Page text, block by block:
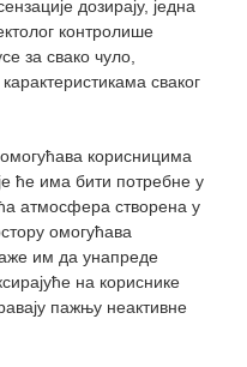
дозирају, једна
контролише
за свако чуло,
сваког
корисницима
ће има бити потребне у
атмосфера створена у
омогућава
им да унапреде
на кориснике
пажњу неактивне